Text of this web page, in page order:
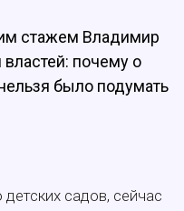
стажем Владимир
почему о
было подумать
садов, сейчас